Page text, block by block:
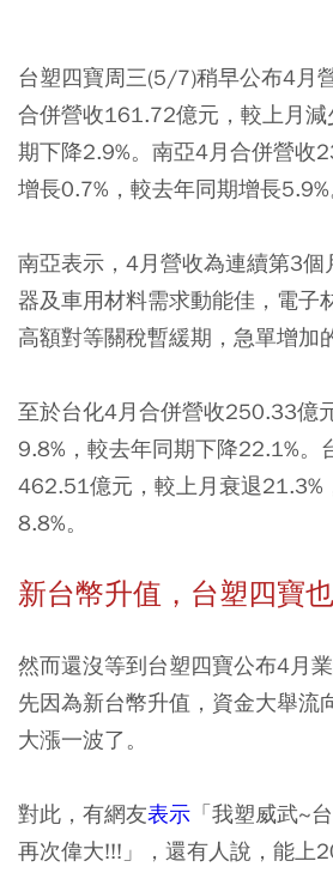
台塑四寶周三(5/7)稍早公布4月
合併營收161.72億元，較上月減
期下降2.9%。南亞4月合併營收
增長0.7%，較去年同期增長5.9%
南亞表示，4月營收為連續第3個
器及車用材料需求動能佳，電子
高額對等關稅暫緩期，急單增加
至於台化4月合併營收250.33億
9.8%，較去年同期下降22.1%。
462.51億元，較上月衰退21.3%
8.8%。
新台幣升值，台塑四寶
然而還沒等到台塑四寶公布4月
先因為新台幣升值，資金大舉流
大漲一波了。
對此，有網友表示 「我塑威武~
再次偉大!!!」，還有人說，能上